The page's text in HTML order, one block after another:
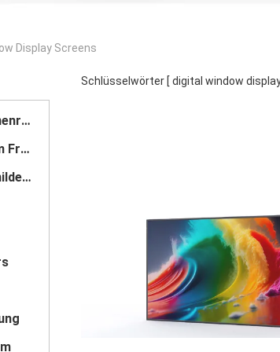
Display Screens
Digitale LCD-Signatur für Innenräume
Lcd-digitale Beschilderung im Freien
Boden, der lcd-digitale Beschilderung steht
Schlüsselwörter [ digital window